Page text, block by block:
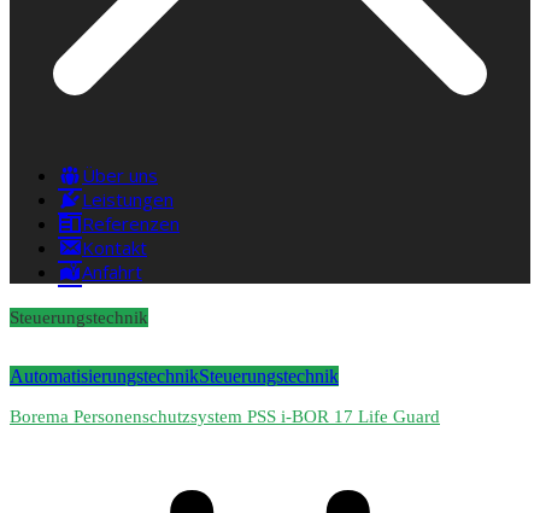
Über uns
Leistungen
Referenzen
Kontakt
Anfahrt
Steuerungstechnik
AutomatisierungstechnikSteuerungstechnik
Borema Personenschutzsystem PSS i-BOR 17 Life Guard